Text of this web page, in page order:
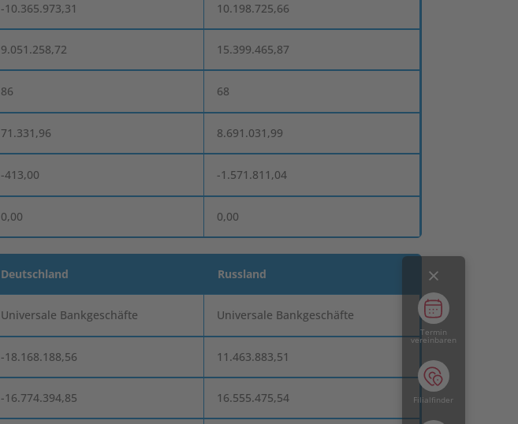
-10.365.973,31 10.198.725,66
9.051.258,72 15.399.465,87
86 68
71.331,96 8.691.031,99
-413,00 -1.571.811,04
0,00 0,00
Deutschland Russland
Universale Bankgeschäfte Universale Bankgeschäfte
-18.168.188,56 11.463.883,51
-16.774.394,85 16.555.475,54
Termin
vereinbaren
Filialfinder